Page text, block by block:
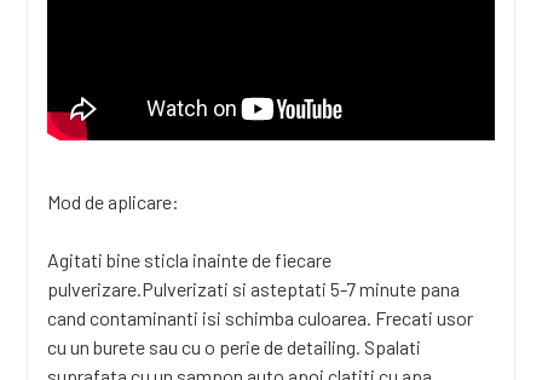
Mod de aplicare:
Agitati bine sticla inainte de fiecare
pulverizare.Pulverizati si asteptati 5-7 minute pana
cand contaminanti isi schimba culoarea. Frecati usor
cu un burete sau cu o perie de detailing. Spalati